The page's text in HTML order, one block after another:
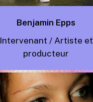
Benjamin Epps
Intervenant / Artiste et
producteur